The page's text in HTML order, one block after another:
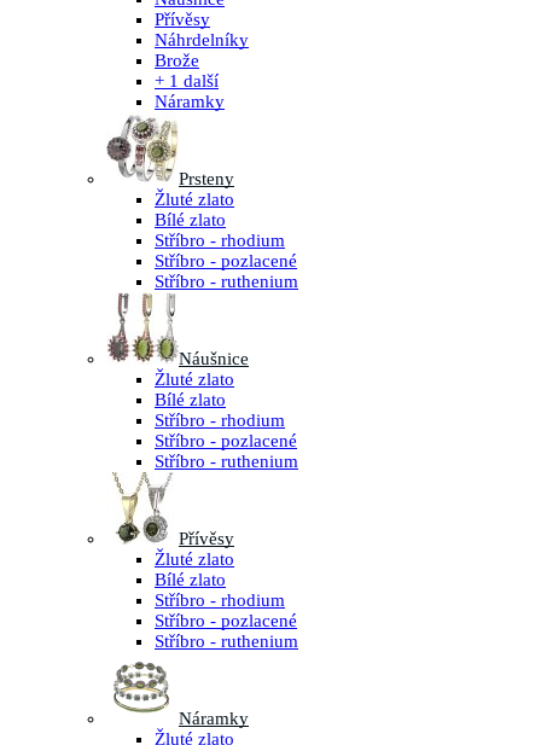
Přívěsy
Náhrdelníky
Brože
+ 1 další
Náramky
Prsteny
Žluté zlato
Bílé zlato
Stříbro - rhodium
Stříbro - pozlacené
Stříbro - ruthenium
Náušnice
Žluté zlato
Bílé zlato
Stříbro - rhodium
Stříbro - pozlacené
Stříbro - ruthenium
Přívěsy
Žluté zlato
Bílé zlato
Stříbro - rhodium
Stříbro - pozlacené
Stříbro - ruthenium
Náramky
Žluté zlato